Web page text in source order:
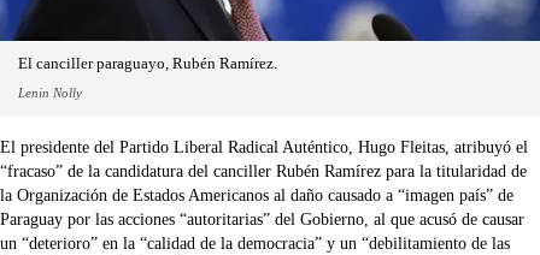
El canciller paraguayo, Rubén Ramírez.
Lenin Nolly
El presidente del Partido Liberal Radical Auténtico, Hugo Fleitas, atribuyó el
“fracaso” de la candidatura del canciller Rubén Ramírez para la titularidad de
la Organización de Estados Americanos al daño causado a “imagen país” de
Paraguay por las acciones “autoritarias” del Gobierno, al que acusó de causar
un “deterioro” en la “calidad de la democracia” y un “debilitamiento de las